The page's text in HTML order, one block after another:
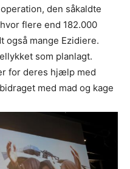
den såkaldte
flere end 182.000
mange Ezidiere.
som planlagt.
for deres hjælp med
med mad og kage